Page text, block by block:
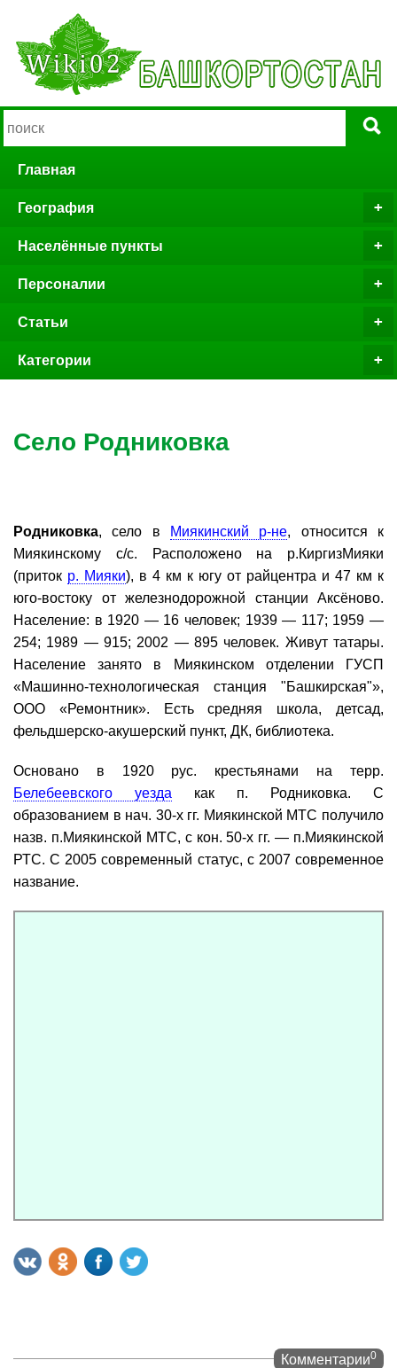
Главная
География
Населённые пункты
Персоналии
Статьи
Категории
Село Родниковка
Родниковка, село в Миякинский р-не, относится к
Миякинскому с/с. Расположено на р.КиргизМияки
(приток р. Мияки), в 4 км к югу от райцентра и 47 км к
юго-востоку от железнодорожной станции Аксёново.
Население: в 1920 — 16 человек; 1939 — 117; 1959 —
254; 1989 — 915; 2002 — 895 человек. Живут татары.
Население занято в Миякинском отделении ГУСП
«Машинно-технологическая станция "Башкирская"»,
ООО «Ремонтник». Есть средняя школа, детсад,
фельдшерско-акушерский пункт, ДК, библиотека.
Основано в 1920 рус. крестьянами на терр.
Белебеевского уезда как п. Родниковка. С
образованием в нач. 30-х гг. Миякинской МТС получило
назв. п.Миякинской МТС, с кон. 50-х гг. — п.Миякинской
РТС. С 2005 современный статус, с 2007 современное
название.
Комментарии0